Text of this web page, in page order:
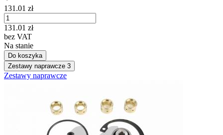
131.01 zł
131.01 zł
bez VAT
Na stanie
Do koszyka
Zestawy naprawcze 3
Zestawy naprawcze